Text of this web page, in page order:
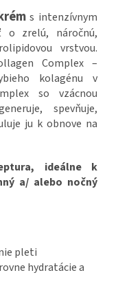
s intenzívnym
o zrelú, náročnú,
vrstvou.
Complex –
kolagénu v
so vzácnou
spevňuje,
ju k obnove na
ideálne k
a/ alebo nočný
pleti
hydratácie a